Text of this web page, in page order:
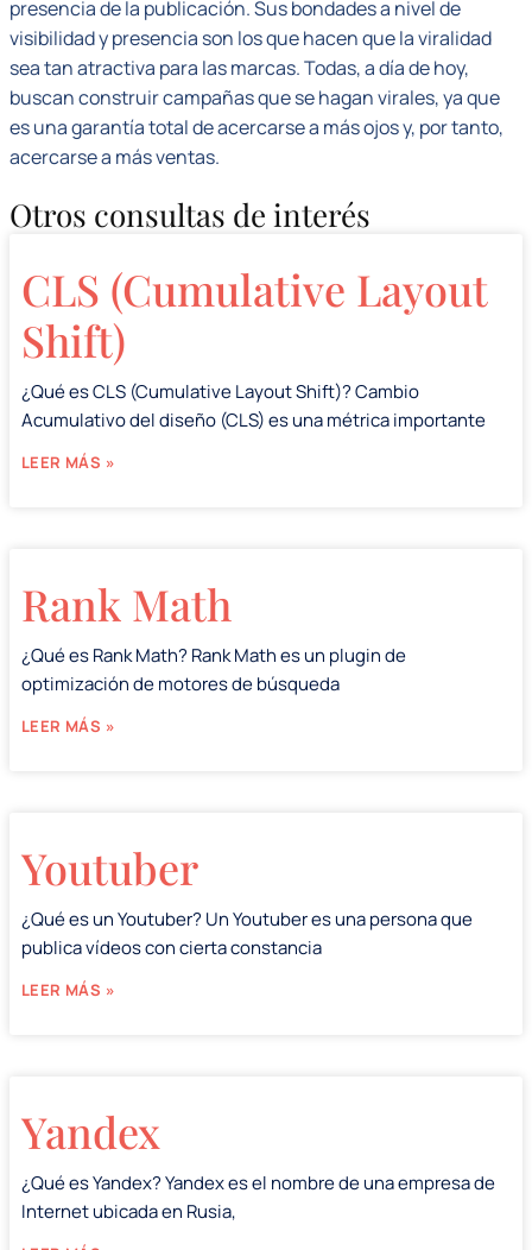
presencia de la publicación. Sus bondades a nivel de
visibilidad y presencia son los que hacen que la viralidad
sea tan atractiva para las marcas. Todas, a día de hoy,
buscan construir campañas que se hagan virales, ya que
es una garantía total de acercarse a más ojos y, por tanto,
acercarse a más ventas.
Otros consultas de interés
CLS (Cumulative Layout
Shift)
¿Qué es CLS (Cumulative Layout Shift)? Cambio
Acumulativo del diseño (CLS) es una métrica importante
LEER MÁS »
Rank Math
¿Qué es Rank Math? Rank Math es un plugin de
optimización de motores de búsqueda
LEER MÁS »
Youtuber
¿Qué es un Youtuber? Un Youtuber es una persona que
publica vídeos con cierta constancia
LEER MÁS »
Yandex
¿Qué es Yandex? Yandex es el nombre de una empresa de
Internet ubicada en Rusia,